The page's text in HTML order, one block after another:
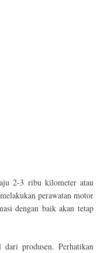
2-3 ribu kilometer atau
perawatan motor
dengan baik akan tetap
produsen. Perhatikan